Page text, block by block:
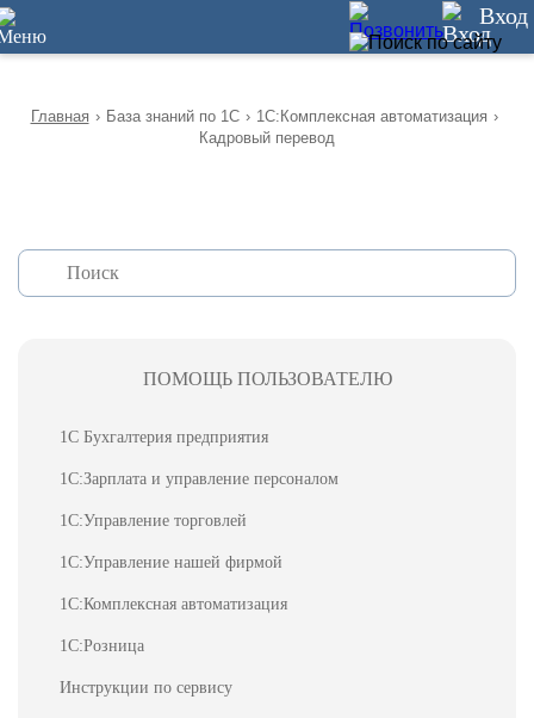
12 Вход
Главная › База знаний по 1С › 1С:Комплексная автоматизация ›
Кадровый перевод
ПОМОЩЬ ПОЛЬЗОВАТЕЛЮ
1С Бухгалтерия предприятия
1С:Зарплата и управление персоналом
1С:Управление торговлей
1С:Управление нашей фирмой
1С:Комплексная автоматизация
1С:Розница
Инструкции по сервису